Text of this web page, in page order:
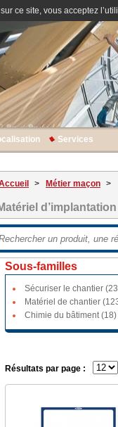
ce site, vous acceptez
Services
> Métier maçon >
d’implantation
Sous-familles
Sécuriser le chantier
Matériel de chantier
Chimie du bâtiment (18)
Résultats par page :